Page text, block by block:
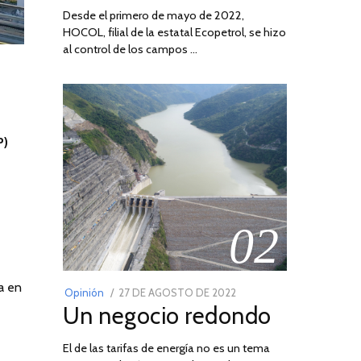
en
Desde el primero de mayo de 2022,
HOCOL, filial de la estatal Ecopetrol, se hizo
al control de los campos …
02
Opinión
POSTED
ON
27 DE AGOSTO DE 2022
DE
DE
Un negocio redondo
El de las tarifas de energía no es un tema